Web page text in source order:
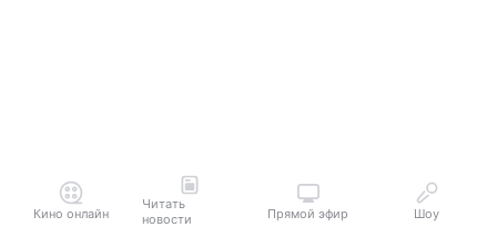
Кино онлайн
Читать
новости
Прямой эфир Шоу